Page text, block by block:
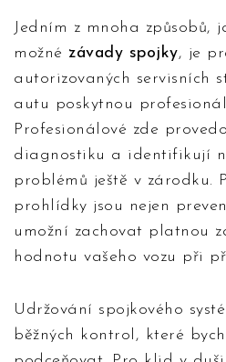
Jedním z mnoha způsobů,
možné závady spojky, je
autorizovaných servisních
autu poskytnou
Profesionálové zde
diagnostiku a identifikují
problémů ještě v zárodku.
prohlídky jsou nejen
umožní zachovat platnou
hodnotu vašeho vozu při
Udržování spojkového
běžných kontrol, které